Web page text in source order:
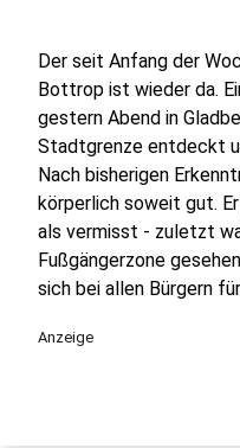
Der seit Anfang der
Bottrop ist wieder da.
gestern Abend in
Stadtgrenze entdeckt
Nach bisherigen
körperlich soweit gut.
als vermisst - zuletzt
Fußgängerzone
sich bei allen Bürgern
Anzeige